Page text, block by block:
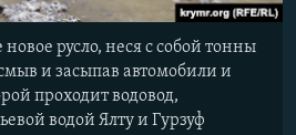
новое русло, неся с собой тонны
и засыпав автомобили и
проходит водовод,
водой Ялту и Гурзуф